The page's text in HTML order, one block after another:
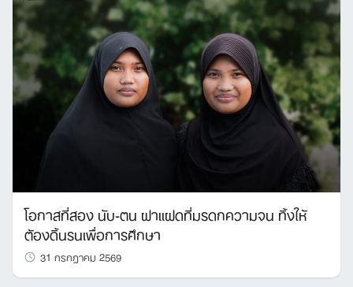
โอกาสที่สอง นับ-ตน ฝาแฝดที่มรดกความจน ทิ้งให้
ต้องดิ้นรนเพื่อการศึกษา
31 กรกฎาคม 2569